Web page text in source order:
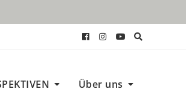
Über uns